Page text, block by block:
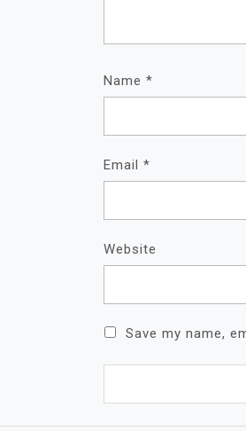
Name *
Email *
Website
Save my name,